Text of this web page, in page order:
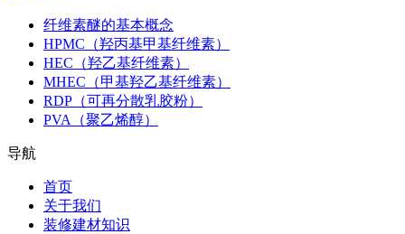
纤维素醚的基本概念
HPMC（羟丙基甲基纤维素）
HEC（羟乙基纤维素）
MHEC（甲基羟乙基纤维素）
RDP（可再分散乳胶粉）
PVA（聚乙烯醇）
导航
首页
关于我们
装修建材知识